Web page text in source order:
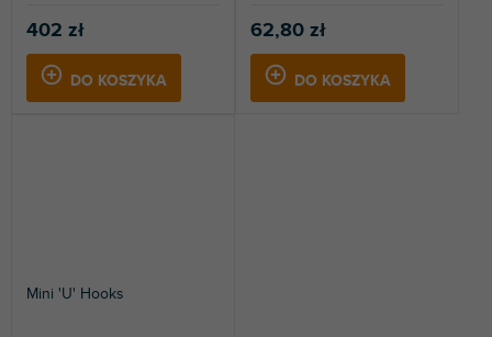
402 zł
DO KOSZYKA
62,80 zł
DO KOSZYKA
Mini 'U' Hooks